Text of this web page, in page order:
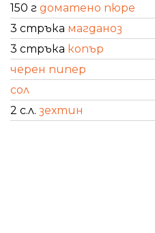
150 г доматено пюре
3 стръка магданоз
3 стръка копър
черен пипер
сол
2 с.л. зехтин